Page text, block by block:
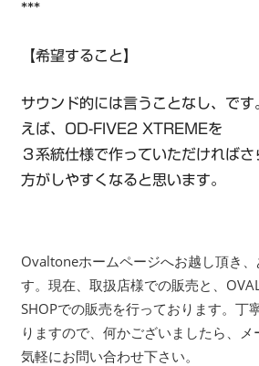
***
【希望すること】
サウンド的には言うことなし、で
えば、OD-FIVE2 XTREMEを
３系統仕様で作っていただければ
方がしやすくなると思います。
Ovaltoneホームページへお越し頂き
す。現在、取扱店様での販売と、
SHOPでの販売を行っております。丁
りますので、何かございましたら、
気軽にお問い合わせ下さい。